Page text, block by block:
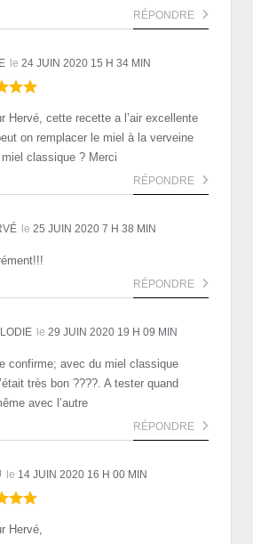
RÉPONDRE
le 24 JUIN 2020 15 H 34 MIN
Hervé, cette recette a l’air excellente
on remplacer le miel à la verveine
miel classique ? Merci
RÉPONDRE
le 25 JUIN 2020 7 H 38 MIN
RÉPONDRE
le 29 JUIN 2020 19 H 09 MIN
confirme; avec du miel classique
très bon ????. A tester quand
avec l’autre
RÉPONDRE
le 14 JUIN 2020 16 H 00 MIN
Hervé,